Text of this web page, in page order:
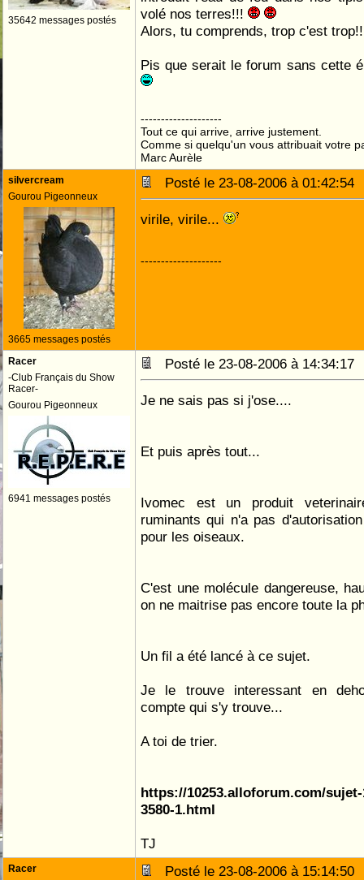
35642 messages postés
volé nos terres!!!
Alors, tu comprends, trop c'est
Pis que serait le forum sans cette
--------------------
Tout ce qui arrive, arrive justement.
Comme si quelqu'un vous attribuait votre
Marc Aurèle
silvercream
Gourou Pigeonneux
3665 messages postés
Posté le 23-08-2006 à
virile, virile...
--------------------
Racer
-Club Français du Show
Racer-
Gourou Pigeonneux
6941 messages postés
Posté le 23-08-2006 à
Je ne sais pas si j'ose....
Et puis après tout...
Ivomec est un produit
ruminants qui n'a pas
pour les oiseaux.
C'est une molécule dangereuse,
on ne maitrise pas encore toute la
Un fil a été lancé à ce sujet.
Je le trouve interessant en
compte qui s'y trouve...
A toi de trier.
https://10253.alloforum.com/sujet-
3580-1.html
TJ
Racer
Posté le 23-08-2006 à